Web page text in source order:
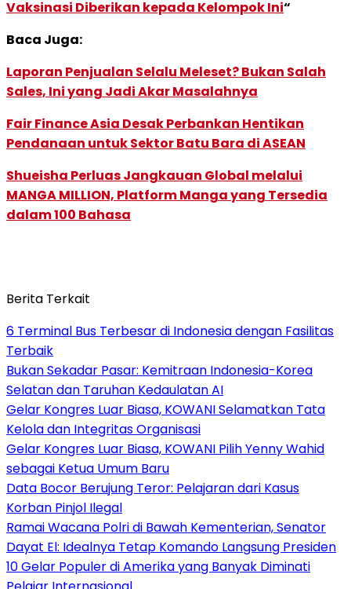
Vaksinasi Diberikan kepada Kelompok Ini“
Baca Juga:
Laporan Penjualan Selalu Meleset? Bukan Salah
Sales, Ini yang Jadi Akar Masalahnya
Fair Finance Asia Desak Perbankan Hentikan
Pendanaan untuk Sektor Batu Bara di ASEAN
Shueisha Perluas Jangkauan Global melalui
MANGA MILLION, Platform Manga yang Tersedia
dalam 100 Bahasa
Berita Terkait
6 Terminal Bus Terbesar di Indonesia dengan Fasilitas
Terbaik
Bukan Sekadar Pasar: Kemitraan Indonesia-Korea
Selatan dan Taruhan Kedaulatan AI
Gelar Kongres Luar Biasa, KOWANI Selamatkan Tata
Kelola dan Integritas Organisasi
Gelar Kongres Luar Biasa, KOWANI Pilih Yenny Wahid
sebagai Ketua Umum Baru
Data Bocor Berujung Teror: Pelajaran dari Kasus
Korban Pinjol Ilegal
Ramai Wacana Polri di Bawah Kementerian, Senator
Dayat El: Idealnya Tetap Komando Langsung Presiden
10 Gelar Populer di Amerika yang Banyak Diminati